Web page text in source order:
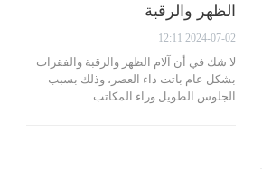
الظهر والرقبة
2024-07-02 12:11
لا شك في أن آلام الظهر والرقبة والفقرات
بشكل عام باتت داء العصر، وذلك بسبب
الجلوس الطويل وراء المكاتب…